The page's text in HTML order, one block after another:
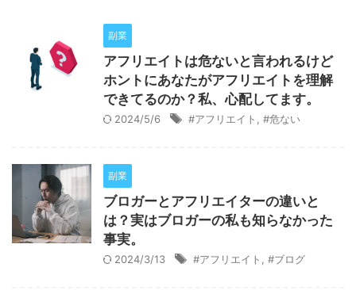
副業
アフリエイトは危ないと言われるけど
ホントにあなたがアフリエイトを理解
できてるのか？私、心配してます。
2024/5/6 #アフリエイト #危ない
副業
ブロガーとアフリエイターの違いと
は？実はブロガーの私も知らなかった
事実。
2024/3/13 #アフリエイト #ブログ